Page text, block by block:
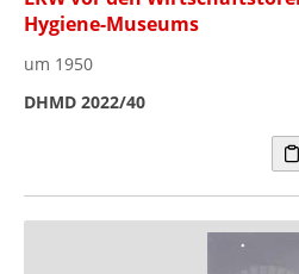
Hygiene-Museums
um 1950
DHMD 2022/40